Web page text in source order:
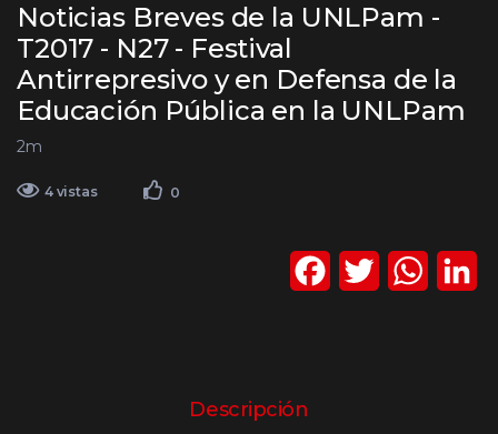
Noticias Breves de la UNLPam -
T2017 - N27 - Festival
Antirrepresivo y en Defensa de la
Educación Pública en la UNLPam
2m
4 vistas 0
Descripción